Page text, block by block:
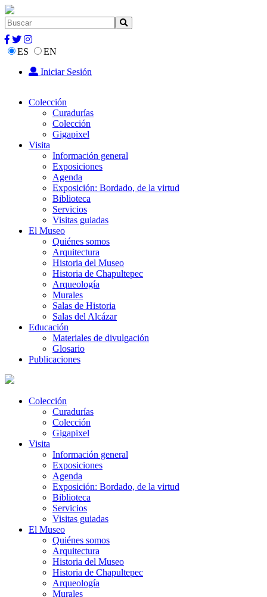
ES
EN
Iniciar Sesión
Colección
Curadurías
Colección
Gigapixel
Visita
Información general
Exposiciones
Agenda
Exposición: Bordado, de la virtud
Biblioteca
Servicios
Visitas guiadas
El Museo
Quiénes somos
Arquitectura
Historia del Museo
Historia de Chapultepec
Arqueología
Murales
Salas de Historia
Salas del Alcázar
Educación
Materiales de divulgación
Glosario
Publicaciones
Colección
Curadurías
Colección
Gigapixel
Visita
Información general
Exposiciones
Agenda
Exposición: Bordado, de la virtud
Biblioteca
Servicios
Visitas guiadas
El Museo
Quiénes somos
Arquitectura
Historia del Museo
Historia de Chapultepec
Arqueología
Murales